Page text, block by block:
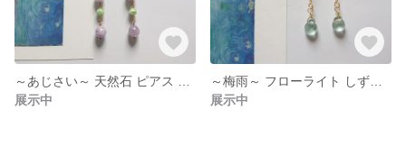
展示中
展示中